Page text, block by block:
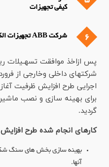
کیفی تجهیزات
6 شرکت ABB تجهیزات الکتریکی
پس ازاخذ موافقت تسهـیلات
برای بهینه سازی و نصب
گردید.
کارهای انجام شده طرح
بهینه سازی بخش های سنگ
آنها.